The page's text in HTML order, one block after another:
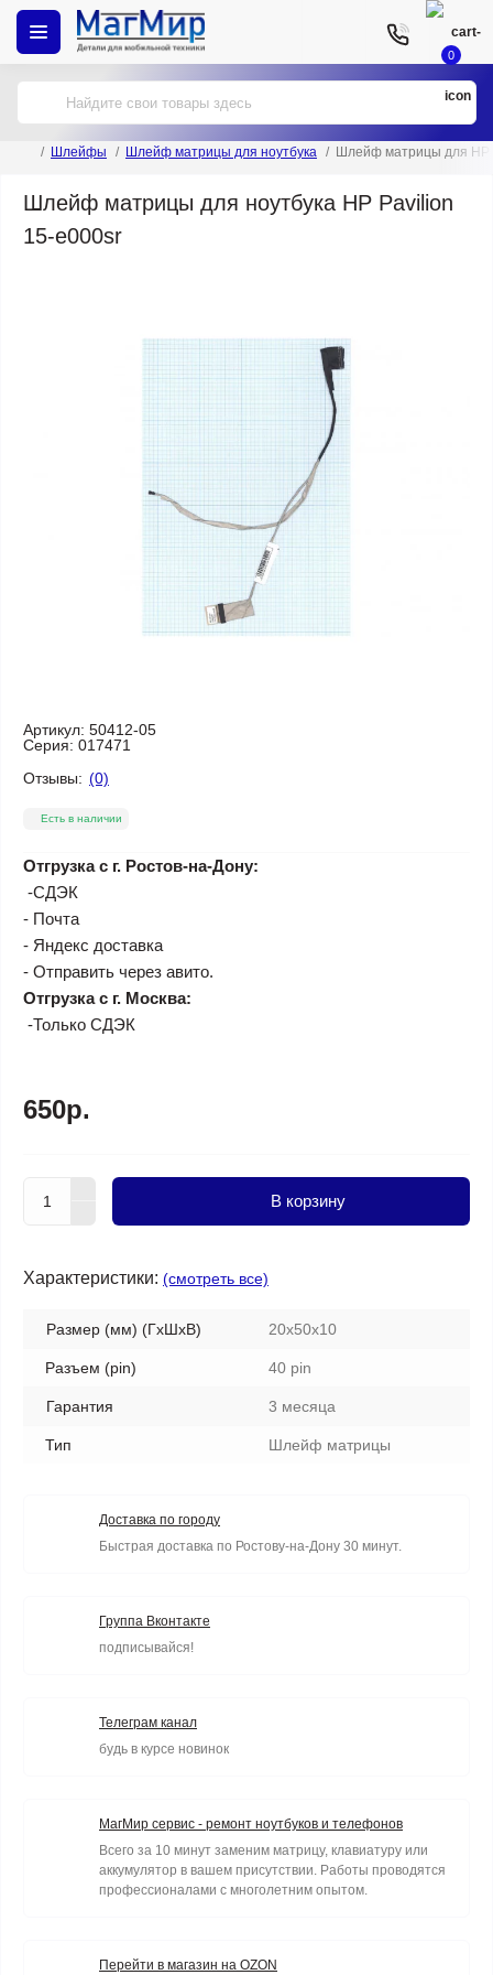
0
Шлейфы Шлейф матрицы для ноутбука Шлейф матрицы для HP
Шлейф матрицы для ноутбука HP Pavilion
15-e000sr
Артикул: 50412-05
Серия: 017471
Отзывы: (0)
Есть в наличии
Отгрузка с г. Ростов-на-Дону:
-СДЭК
- Почта
- Яндекс доставка
- Отправить через авито.
Отгрузка с г. Москва:
-Только СДЭК
650р.
В корзину
Характеристики: (смотреть все)
Размер (мм) (ГхШхВ) 20x50x10
Разъем (pin) 40 pin
Гарантия 3 месяца
Тип Шлейф матрицы
Доставка по городу
Быстрая доставка по Ростову-на-Дону 30 минут.
Группа Вконтакте
подписывайся!
Телеграм канал
будь в курсе новинок
МагМир сервис - ремонт ноутбуков и телефонов
Всего за 10 минут заменим матрицу, клавиатуру или
аккумулятор в вашем присутствии. Работы проводятся
профессионалами с многолетним опытом.
Перейти в магазин на OZON